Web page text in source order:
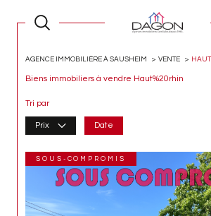
AGENCE IMMOBILIÈRE À SAUSHEIM VENTE
Biens immobiliers à vendre Haut%20rhin
Tri par
Prix Date
SOUS-COMPROMIS